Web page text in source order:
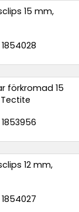
15 mm,
förkromad 15
12 mm,